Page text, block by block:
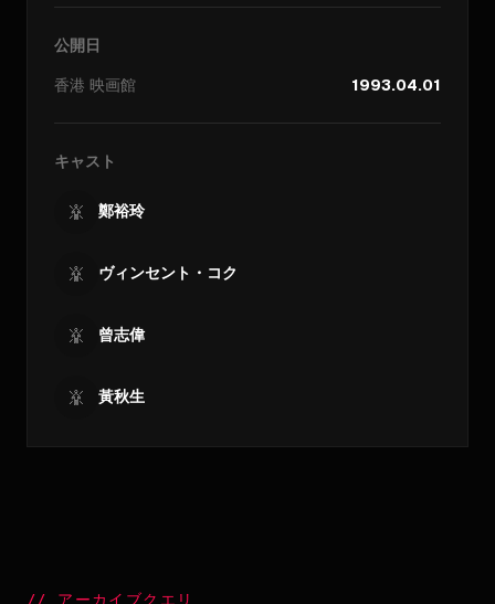
公開日
香港 映画館 1993.04.01
キャスト
鄭裕玲
ヴィンセント・コク
曾志偉
黃秋生
// アーカイブクエリ